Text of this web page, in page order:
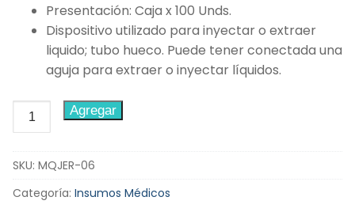
Presentación: Caja x 100 Unds.
Dispositivo utilizado para inyectar o extraer
liquido; tubo hueco. Puede tener conectada una
aguja para extraer o inyectar líquidos.
Jeringa
5
con
aguja
Agregar
SKU: MQJER-06
Categoría: Insumos Médicos